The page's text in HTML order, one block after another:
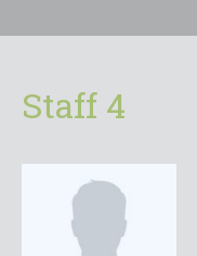
Staff 4